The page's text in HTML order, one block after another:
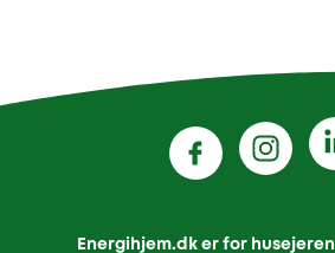
Energihjem.dk er for husejeren